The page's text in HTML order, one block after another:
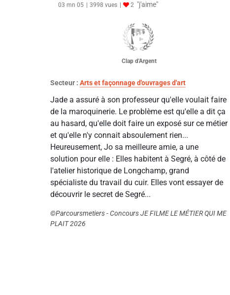
03 mn 05 3998 vues 2 "j'aime"
Clap d'Argent
Secteur : Arts et façonnage d'ouvrages d'art
Jade a assuré à son professeur qu'elle voulait faire
de la maroquinerie. Le problème est qu'elle a dit ça
au hasard, qu'elle doit faire un exposé sur ce métier
et qu'elle n'y connait absoulement rien...
Heureusement, Jo sa meilleure amie, a une
solution pour elle : Elles habitent à Segré, à côté de
l'atelier historique de Longchamp, grand
spécialiste du travail du cuir. Elles vont essayer de
découvrir le secret de Segré...
©Parcoursmetiers - Concours JE FILME LE MÉTIER QUI ME
PLAIT 2026